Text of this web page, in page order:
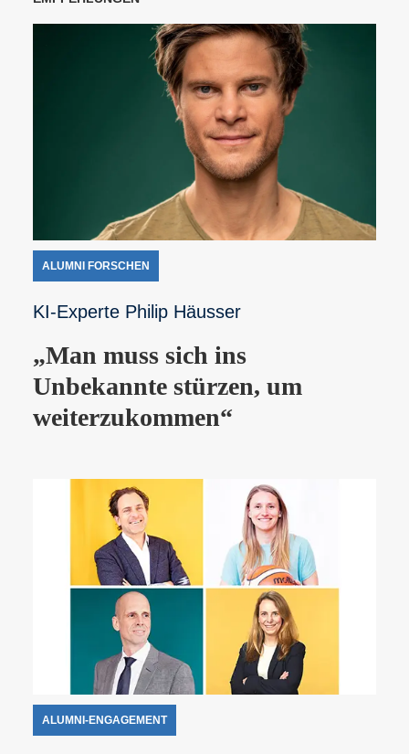
ALUMNI FORSCHEN
KI-Experte Philip Häusser
„Man muss sich ins
Unbekannte stürzen, um
weiterzukommen“
ALUMNI-ENGAGEMENT